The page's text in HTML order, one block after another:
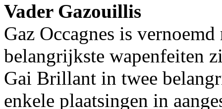
Vader Gazouillis
Gaz Occagnes is
belangrijkste wapenfeiten
Gai Brillant in twee
enkele plaatsingen in